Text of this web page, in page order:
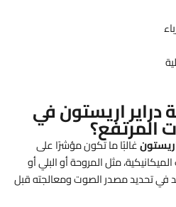
اريستون في
غالبًا ما تكون مؤشرًا على
مثل المروحة أو البلي أو
في تحديد مصدر الصوت ومعالجته قبل